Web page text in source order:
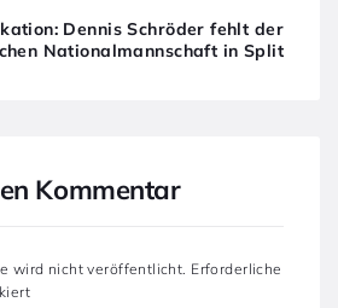
Dennis Schröder fehlt der
Nationalmannschaft in Split
Kommentar
wird nicht veröffentlicht. Erforderliche